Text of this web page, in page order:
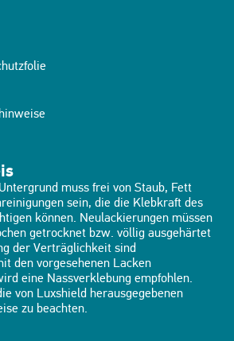
muss frei von Staub, Fett
sein, die die Klebkraft des
können. Neulackierungen müssen
getrocknet bzw. völlig ausgehärtet
der Verträglichkeit sind
den vorgesehenen Lacken
eine Nassverklebung empfohlen.
von Luxshield herausgegebenen
zu beachten.